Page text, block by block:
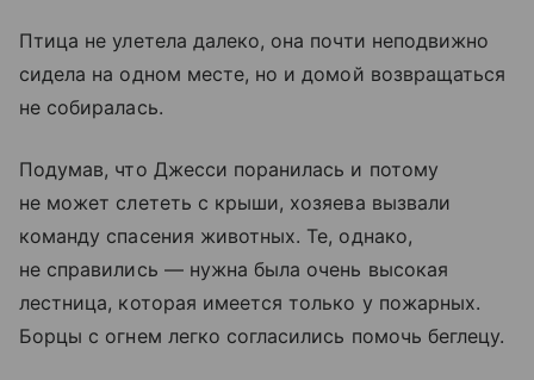
Птица не улетела далеко, она почти неподвижно
сидела на одном месте, но и домой возвращаться
не собиралась.
Подумав, что Джесси поранилась и потому
не может слететь с крыши, хозяева вызвали
команду спасения животных. Те, однако,
не справились — нужна была очень высокая
лестница, которая имеется только у пожарных.
Борцы с огнем легко согласились помочь беглецу.